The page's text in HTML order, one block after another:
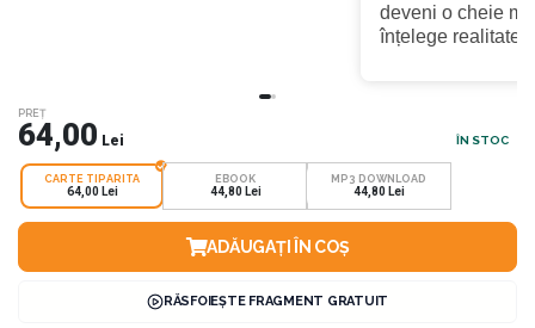
deveni o cheie
înțelege realitatea.
PREȚ
64,00 Lei ÎN STOC
CARTE TIPARITA
64,00 Lei
EBOOK
44,80 Lei
MP3 DOWNLOAD
44,80 Lei
ADĂUGAȚI ÎN COȘ
RĂSFOIEȘTE FRAGMENT GRATUIT